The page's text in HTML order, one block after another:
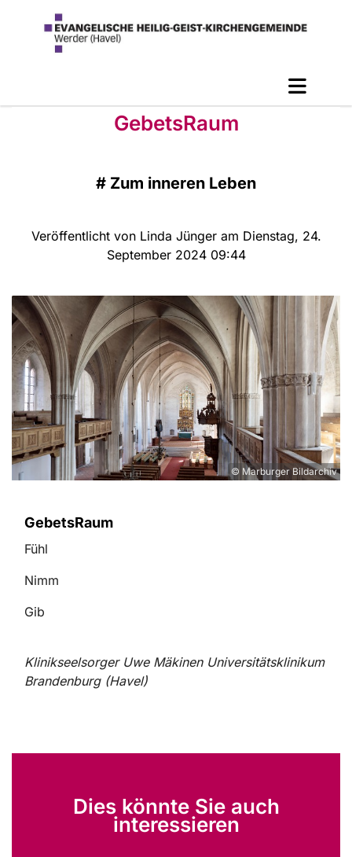
GebetsRaum
# Zum inneren Leben
Veröffentlicht von Linda Jünger am Dienstag, 24.
September 2024 09:44
© Marburger Bildarchiv
GebetsRaum
Fühl
Nimm
Gib
Klinikseelsorger Uwe Mäkinen Universitätsklinikum
Brandenburg (Havel)
Dies könnte Sie auch
interessieren